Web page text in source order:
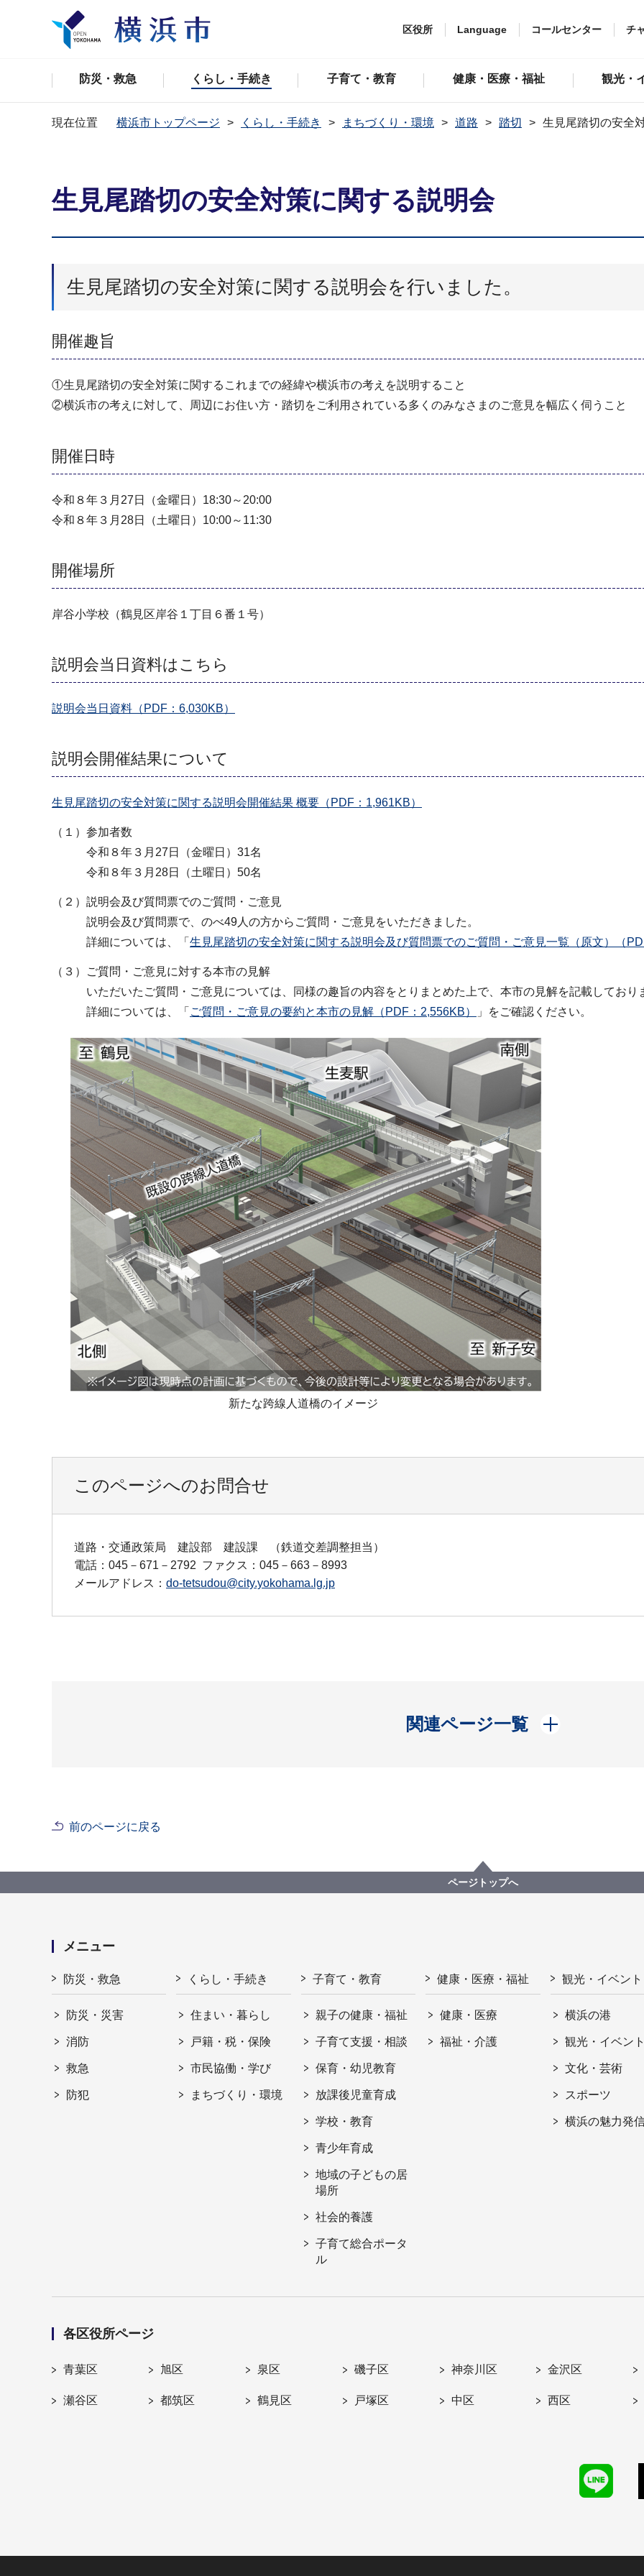
区役所 Language コールセンター チ
防災・救急 くらし・手続き 子育て・教育 健康・医療・福祉 観光・
現在位置 横浜市トップページ くらし・手続き まちづくり・環境 道路 踏切 生見尾踏切の安全
生見尾踏切の安全対策に関する説明会
生見尾踏切の安全対策に関する説明会を行いました。
開催趣旨
①生見尾踏切の安全対策に関するこれまでの経緯や横浜市の考えを説明すること
②横浜市の考えに対して、周辺にお住い方・踏切をご利用されている多くのみなさまのご意見を幅広く伺うこと
開催日時
令和８年３月27日（金曜日）18:30～20:00
令和８年３月28日（土曜日）10:00～11:30
開催場所
岸谷小学校（鶴見区岸谷１丁目６番１号）
説明会当日資料はこちら
説明会当日資料（PDF：6,030KB）
説明会開催結果について
生見尾踏切の安全対策に関する説明会開催結果 概要（PDF：1,961KB）
（１）参加者数
令和８年３月27日（金曜日）31名
令和８年３月28日（土曜日）50名
（２）説明会及び質問票でのご質問・ご意見
説明会及び質問票で、のべ49人の方からご質問・ご意見をいただきました。
詳細については、「 生見尾踏切の安全対策に関する説明会及び質問票でのご質問・ご意見一覧（原文）（
（３）ご質問・ご意見に対する本市の見解
いただいたご質問・ご意見については、同様の趣旨の内容をとりまとめた上で、本市の見解を記載しており
詳細については、「 ご質問・ご意見の要約と本市の見解（PDF：2,556KB） 」をご確認ください。
新たな跨線人道橋のイメージ
このページへのお問合せ
道路・交通政策局 建設部 建設課 （鉄道交差調整担当）
電話：045－671－2792 ファクス：045－663－8993
メールアドレス： do-tetsudou@city.yokohama.lg.jp
関連ページ一覧
開く
前のページに戻る
ページトップへ
メニュー
防災・救急
防災・災害
消防
救急
防犯
くらし・手続き
住まい・暮らし
戸籍・税・保険
市民協働・学び
まちづくり・環境
子育て・教育
親子の健康・福祉
子育て支援・相談
保育・幼児教育
放課後児童育成
学校・教育
青少年育成
地域の子どもの居
場所
社会的養護
子育て総合ポータ
ル
健康・医療・福祉
健康・医療
福祉・介護
観光・イベント
横浜の港
観光・イベン
文化・芸術
スポーツ
横浜の魅力発
各区役所ページ
青葉区 旭区 泉区 磯子区 神奈川区 金沢区
瀬谷区 都筑区 鶴見区 戸塚区 中区 西区